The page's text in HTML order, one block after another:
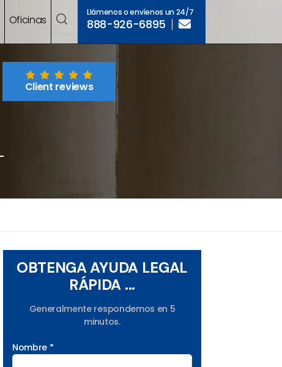
Oficinas
Llámenos o envíenos un 24/7
888-926-6895
Client reviews
OBTENGA AYUDA LEGAL
RÁPIDA ...
Generalmente respondemos en 5
minutos.
Nombre *